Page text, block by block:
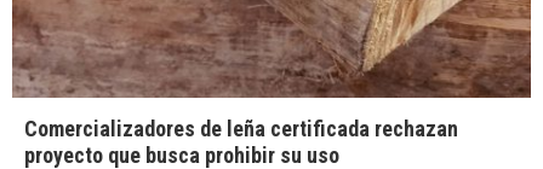
Comercializadores de leña certificada rechazan
proyecto que busca prohibir su uso